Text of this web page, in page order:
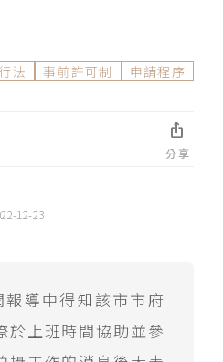
法 事前許可制 申請程序
12-23
導中得知該市市府
於上班時間協助並參
分享
